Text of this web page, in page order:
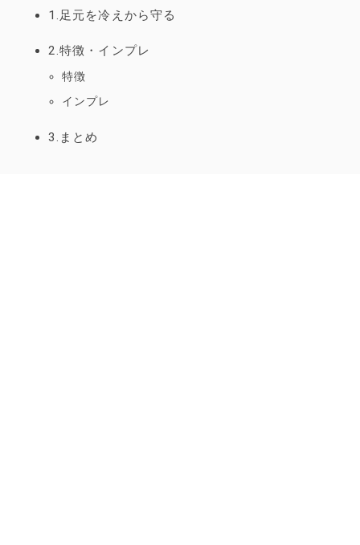
1.足元を冷えから守る
2.特徴・インプレ
特徴
インプレ
3.まとめ